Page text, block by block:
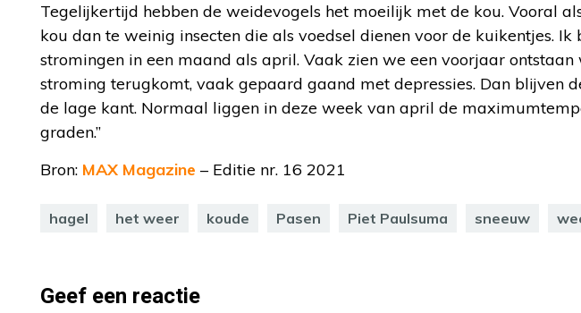
Tegelijkertijd hebben de weidevogels het moeilijk met de kou. Vooral
kou dan te weinig insecten die als voedsel dienen voor de kuikentjes.
stromingen in een maand als april. Vaak zien we een voorjaar
stroming terugkomt, vaak gepaard gaand met depressies. Dan blijven
de lage kant. Normaal liggen in deze week van april de
graden.”
Bron: MAX Magazine – Editie nr. 16 2021
hagel het weer koude Pasen Piet Paulsuma sneeuw
Geef een reactie